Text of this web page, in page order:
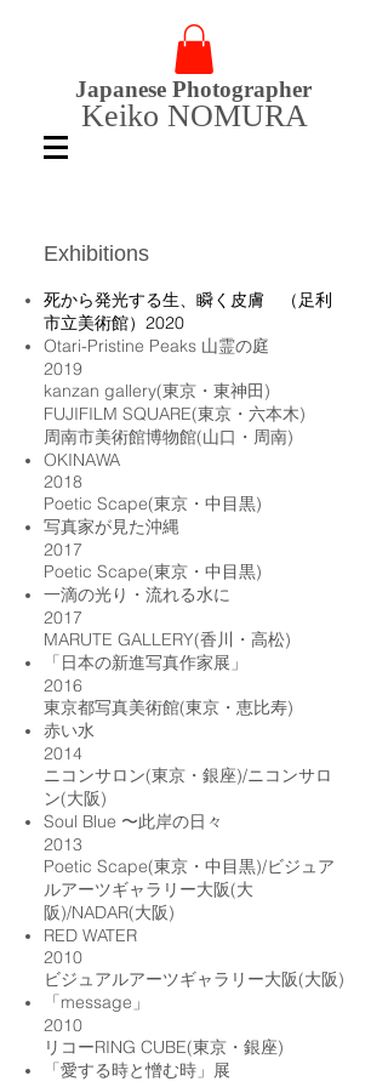
Japanese Photographer
Keiko NOMURA
Exhibitions
死から発光する生、瞬く皮膚 （足利
市立美術館） 2020
Otari-Pristine Peaks 山霊の庭
2019
kanzan gallery(東京・東神田)
FUJIFILM SQUARE(東京・六本木)
周南市美術館博物館(山口・周南)
OKINAWA
2018
Poetic Scape(東京・中目黒)
写真家が見た沖縄
2017
Poetic Scape(東京・中目黒)
一滴の光り・流れる水に
2017
MARUTE GALLERY(香川・高松)
「日本の新進写真作家展」
2016
東京都写真美術館(東京・恵比寿)
赤い水
2014
ニコンサロン(東京・銀座)/ニコンサロ
ン(大阪)
Soul Blue 〜此岸の日々
2013
Poetic Scape(東京・中目黒)/ビジュア
ルアーツギャラリー大阪(大
阪)/NADAR(大阪)
RED WATER
2010
ビジュアルアーツギャラリー大阪(大阪)
​「message」
2010
リコーRING CUBE(東京・銀座)
「愛する時と憎む時」展